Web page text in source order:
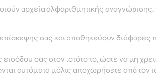
αρχεία αλφαριθμητικής
σας και αποθηκεύουν διάφορες
σας στον ιστότοπο, ώστε να μη
αυτόματα μόλις αποχωρήσετε από τον